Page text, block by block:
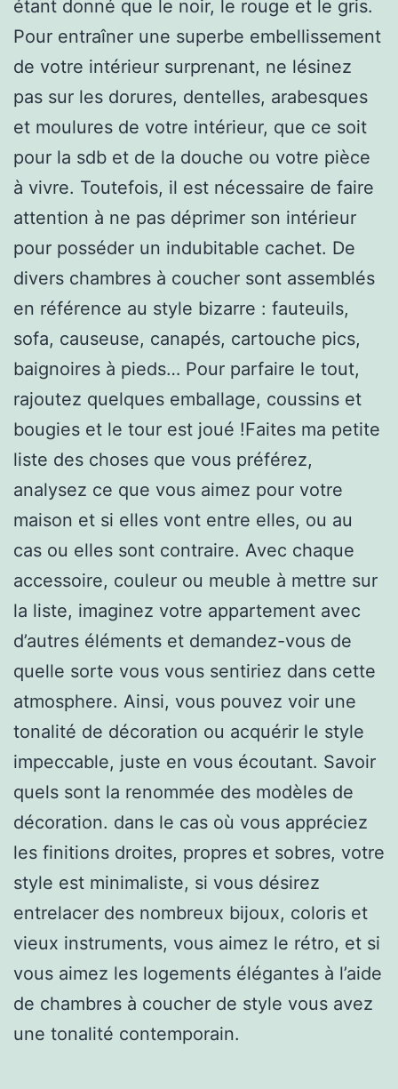
étant donné que le noir, le rouge et le gris.
Pour entraîner une superbe embellissement
de votre intérieur surprenant, ne lésinez
pas sur les dorures, dentelles, arabesques
et moulures de votre intérieur, que ce soit
pour la sdb et de la douche ou votre pièce
à vivre. Toutefois, il est nécessaire de faire
attention à ne pas déprimer son intérieur
pour posséder un indubitable cachet. De
divers chambres à coucher sont assemblés
en référence au style bizarre : fauteuils,
sofa, causeuse, canapés, cartouche pics,
baignoires à pieds… Pour parfaire le tout,
rajoutez quelques emballage, coussins et
bougies et le tour est joué !Faites ma petite
liste des choses que vous préférez,
analysez ce que vous aimez pour votre
maison et si elles vont entre elles, ou au
cas ou elles sont contraire. Avec chaque
accessoire, couleur ou meuble à mettre sur
la liste, imaginez votre appartement avec
d’autres éléments et demandez-vous de
quelle sorte vous vous sentiriez dans cette
atmosphere. Ainsi, vous pouvez voir une
tonalité de décoration ou acquérir le style
impeccable, juste en vous écoutant. Savoir
quels sont la renommée des modèles de
décoration. dans le cas où vous appréciez
les finitions droites, propres et sobres, votre
style est minimaliste, si vous désirez
entrelacer des nombreux bijoux, coloris et
vieux instruments, vous aimez le rétro, et si
vous aimez les logements élégantes à l’aide
de chambres à coucher de style vous avez
une tonalité contemporain.